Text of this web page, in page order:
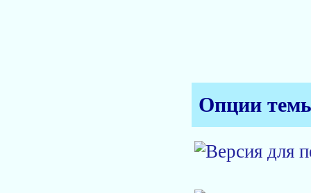
Опции